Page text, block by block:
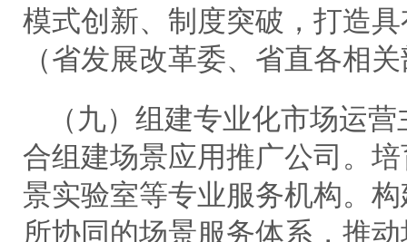
模式创新、制度突破，打造
（省发展改革委、省直各相
（九）组建专业化市场运
合组建场景应用推广公司。
景实验室等专业服务机构。
所协同的场景服务体系，推